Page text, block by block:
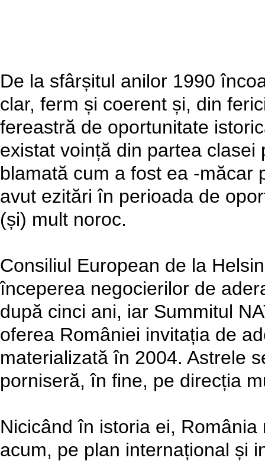
De la sfârșitul anilor 1990
clar, ferm și coerent și, din
fereastră de oportunitate
existat voință din partea
blamată cum a fost ea -măcar
avut ezitări în perioada de
(și) mult noroc.
Consiliul European de la
începerea negocierilor de
după cinci ani, iar Summitul
oferea României invitația de
materializată în 2004. Astrele
porniseră, în fine, pe direcția
Nicicând în istoria ei,
acum, pe plan internațional și